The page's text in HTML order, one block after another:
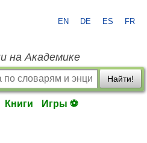
EN DE ES FR
на Академике
Найти!
Книги Игры ⚽